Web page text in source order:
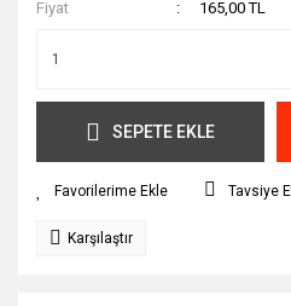
Fiyat
165,00 TL
SEPETE EKLE
Tavsiye
Karşılaştır